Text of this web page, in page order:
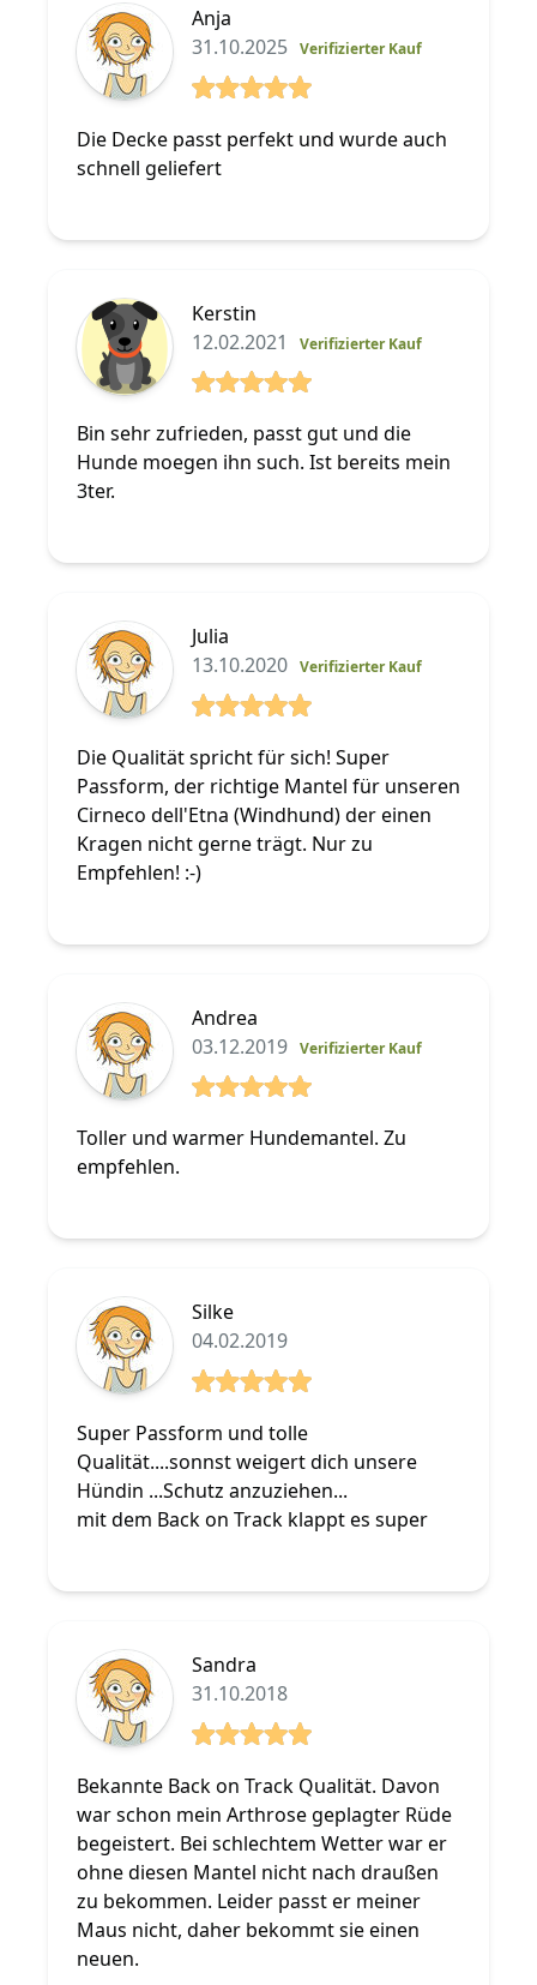
Anja
31.10.2025 Verifizierter Kauf
Die Decke passt perfekt und wurde auch
schnell geliefert
Kerstin
12.02.2021
Verifizierter Kauf
Bin sehr zufrieden, passt gut und die
Hunde moegen ihn such. Ist bereits mein
3ter.
Julia
13.10.2020 Verifizierter Kauf
Die Qualität spricht für sich! Super
Passform, der richtige Mantel für unseren
Cirneco dell'Etna (Windhund) der einen
Kragen nicht gerne trägt. Nur zu
Empfehlen! :-)
Andrea
03.12.2019 Verifizierter Kauf
Toller und warmer Hundemantel. Zu
empfehlen.
Silke
04.02.2019
Super Passform und tolle
Qualität....sonnst weigert dich unsere
Hündin ...Schutz anzuziehen...
mit dem Back on Track klappt es super
Sandra
31.10.2018
Bekannte Back on Track Qualität. Davon
war schon mein Arthrose geplagter Rüde
begeistert. Bei schlechtem Wetter war er
ohne diesen Mantel nicht nach draußen
zu bekommen. Leider passt er meiner
Maus nicht, daher bekommt sie einen
neuen.